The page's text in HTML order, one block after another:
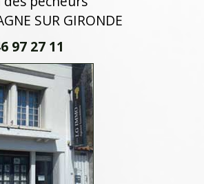
SUR GIRONDE
97 27 11